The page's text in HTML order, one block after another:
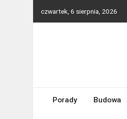
czwartek, 6 sierpnia, 2026
Porady Budowa